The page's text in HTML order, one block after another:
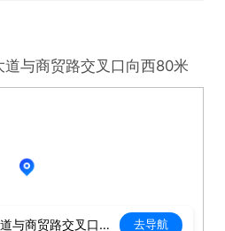
与商贸路交叉口向西80米
商丘市民权县迎宾大道与商贸路交叉口向西80米 去导航